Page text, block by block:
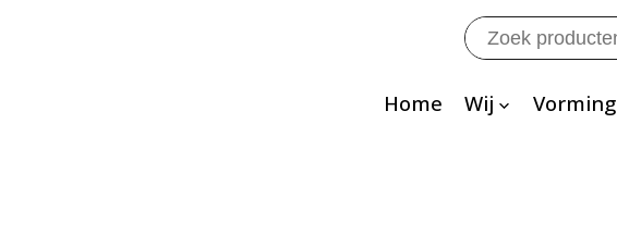
Zoeken
naar:
Home Wij Vorming